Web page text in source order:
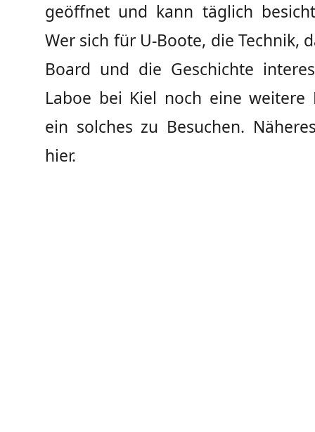
geöffnet und kann täglich
Wer sich für U-Boote, die Technik,
Board und die Geschichte
Laboe bei Kiel noch eine weitere
ein solches zu Besuchen.
hier.